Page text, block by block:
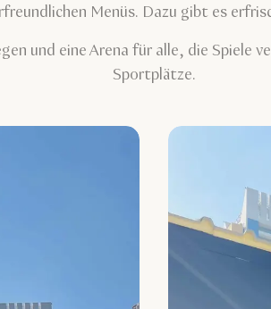
Menüs. Dazu gibt es
und eine Arena für alle, die Spiele
Sportplätze.